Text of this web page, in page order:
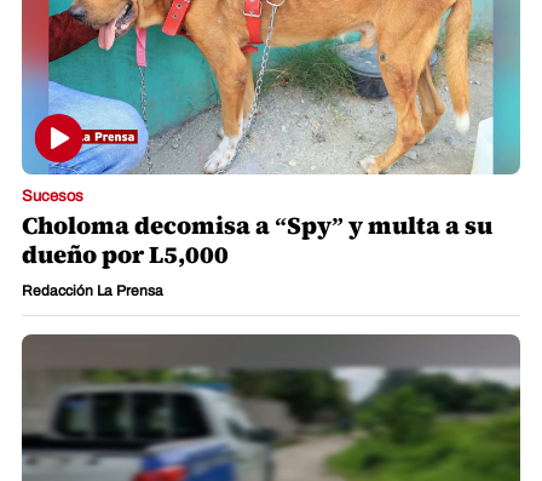
Sucesos
Choloma decomisa a “Spy” y multa a su
dueño por L5,000
Redacción La Prensa